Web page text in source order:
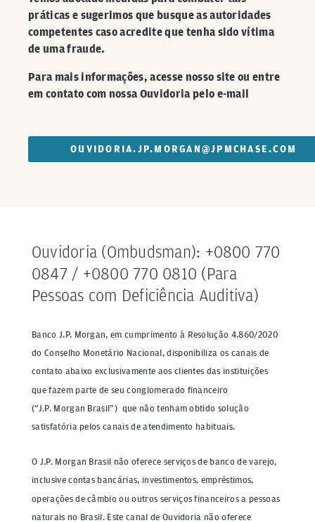
práticas e sugerimos que busque as autoridades
competentes caso acredite que tenha sido vítima
de uma fraude.
Para mais informações, acesse nosso site ou entre
em contato com nossa Ouvidoria pelo e-mail
OUVIDORIA.JP.MORGAN@JPMCHASE.COM
Ouvidoria (Ombudsman): +0800 770
0847 / +0800 770 0810 (Para
Pessoas com Deficiência Auditiva)
Banco J.P. Morgan, em cumprimento à Resolução 4.860/2020
do Conselho Monetário Nacional, disponibiliza os canais de
contato abaixo exclusivamente aos clientes das instituições
que fazem parte de seu conglomerado financeiro
(“J.P. Morgan Brasil”) que não tenham obtido solução
satisfatória pelos canais de atendimento habituais.
O J.P. Morgan Brasil não oferece serviços de banco de varejo,
inclusive contas bancárias, investimentos, empréstimos,
operações de câmbio ou outros serviços financeiros a pessoas
naturais no Brasil. Este canal de Ouvidoria não oferece